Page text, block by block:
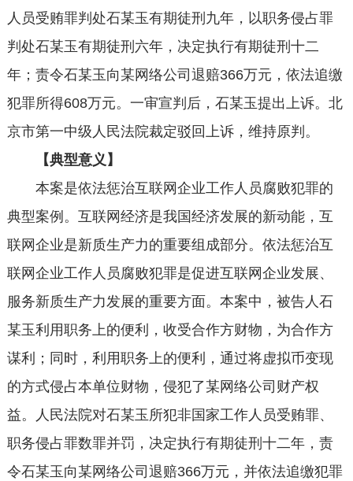
人员受贿罪判处石某玉有期徒刑九年，以职务侵占罪
判处石某玉有期徒刑六年，决定执行有期徒刑十二
年；责令石某玉向某网络公司退赔366万元，依法追缴
犯罪所得608万元。一审宣判后，石某玉提出上诉。北
京市第一中级人民法院裁定驳回上诉，维持原判。
【典型意义】
本案是依法惩治互联网企业工作人员腐败犯罪的
典型案例。互联网经济是我国经济发展的新动能，互
联网企业是新质生产力的重要组成部分。依法惩治互
联网企业工作人员腐败犯罪是促进互联网企业发展、
服务新质生产力发展的重要方面。本案中，被告人石
某玉利用职务上的便利，收受合作方财物，为合作方
谋利；同时，利用职务上的便利，通过将虚拟币变现
的方式侵占本单位财物，侵犯了某网络公司财产权
益。人民法院对石某玉所犯非国家工作人员受贿罪、
职务侵占罪数罪并罚，决定执行有期徒刑十二年，责
令石某玉向某网络公司退赔366万元，并依法追缴犯罪